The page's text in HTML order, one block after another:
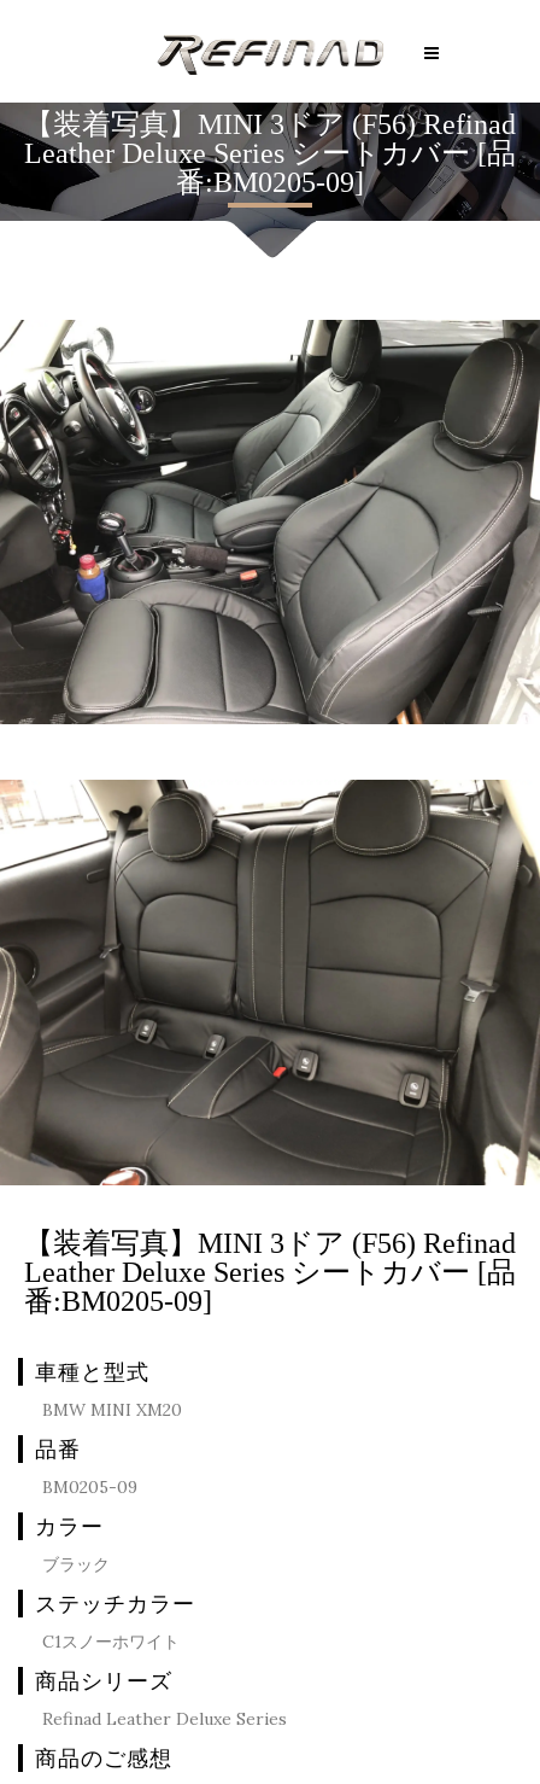
【装着写真】MINI 3ドア (F56) Refinad
Leather Deluxe Series シートカバー [品
番:BM0205-09]
【装着写真】MINI 3ドア (F56) Refinad
Leather Deluxe Series シートカバー [品
番:BM0205-09]
車種と型式
BMW MINI XM20
品番
BM0205-09
カラー
ブラック
ステッチカラー
C1スノーホワイト
商品シリーズ
Refinad Leather Deluxe Series
商品のご感想